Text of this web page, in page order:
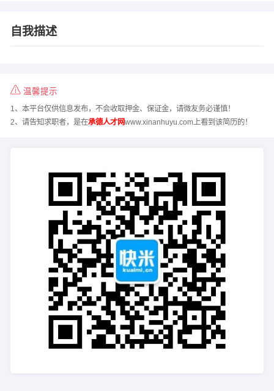
自我描述
温馨提示
1、本平台仅供信息发布，不会收取押金、保证金，请微友务必谨慎！
2、请告知求职者，是在承德人才网www.xinanhuyu.com上看到该简历的！